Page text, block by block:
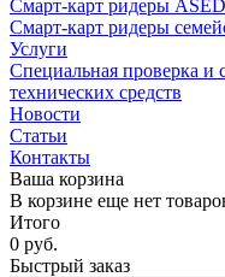
Смарт-карт ридеры
Смарт-карт ридеры
Услуги
Специальная проверка и
технических средств
Новости
Статьи
Контакты
Ваша корзина
В корзине еще нет
Итого
0 руб.
Быстрый заказ